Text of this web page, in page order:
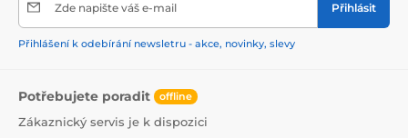
Zde napište váš e-mail Přihlásit
Přihlášení k odebírání newsletru - akce, novinky, slevy
Potřebujete poradit offline
Zákaznický servis je k dispozici